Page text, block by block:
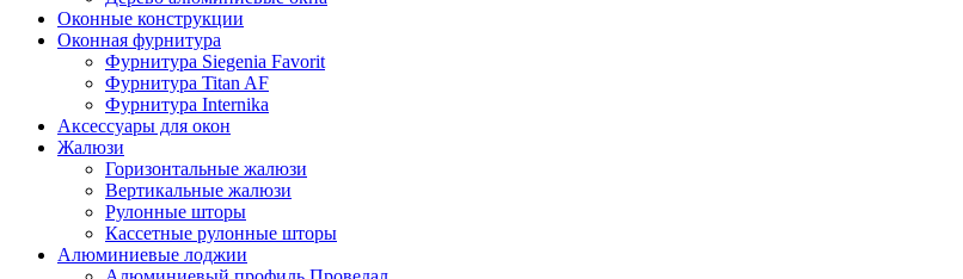
Оконные конструкции
Оконная фурнитура
Фурнитура Siegenia Favorit
Фурнитура Titan AF
Фурнитура Internika
Аксессуары для окон
Жалюзи
Горизонтальные жалюзи
Вертикальные жалюзи
Рулонные шторы
Кассетные рулонные шторы
Алюминиевые лоджии